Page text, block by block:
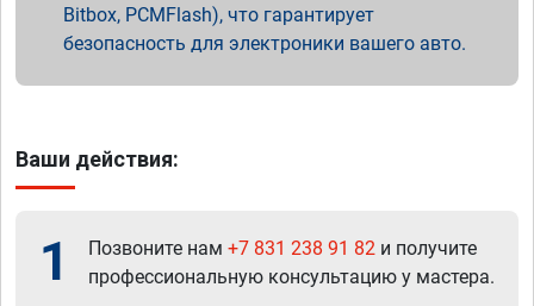
Bitbox, PCMFlash), что гарантирует
безопасность для электроники вашего авто.
Ваши действия:
1 Позвоните нам +7 831 238 91 82 и получите
профессиональную консультацию у мастера.